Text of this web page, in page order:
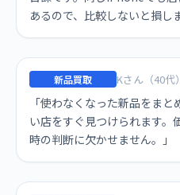
あるので、比較しないと損し
新品買取 Kさん（40代）
「使わなくなった新品をま
い店をすぐ見つけられます。
時の判断に欠かせません。」